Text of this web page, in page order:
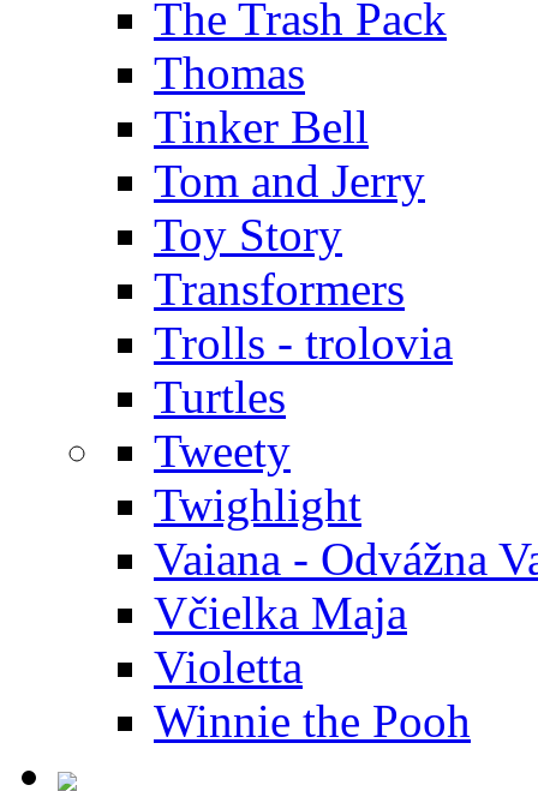
The Trash Pack
Thomas
Tinker Bell
Tom and Jerry
Toy Story
Transformers
Trolls - trolovia
Turtles
Tweety
Twighlight
Vaiana - Odvážna
Včielka Maja
Violetta
Winnie the Pooh